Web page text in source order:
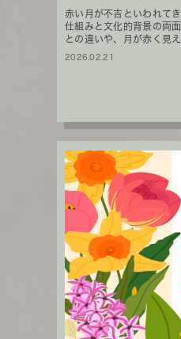
赤い月が不吉といわれて
仕組みと文化的背景の両
との違いや、月が赤く見
2026.02.21